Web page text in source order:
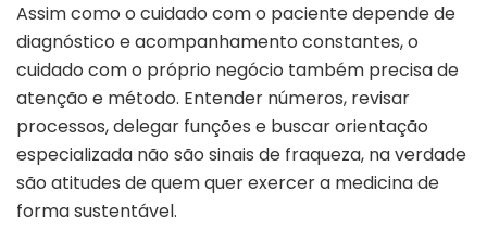
Assim como o cuidado com o paciente depende de
diagnóstico e acompanhamento constantes, o
cuidado com o próprio negócio também precisa de
atenção e método. Entender números, revisar
processos, delegar funções e buscar orientação
especializada não são sinais de fraqueza, na verdade
são atitudes de quem quer exercer a medicina de
forma sustentável.